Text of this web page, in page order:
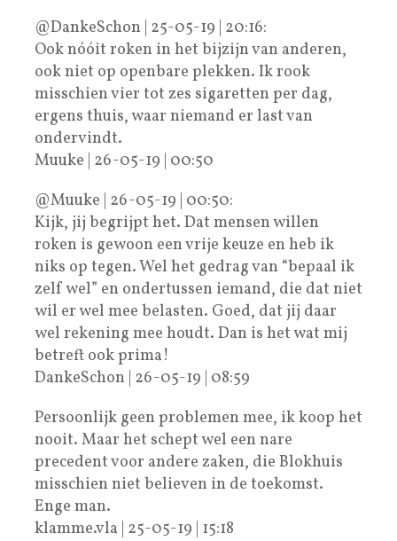
@DankeSchon | 25-05-19 | 20:16:
Ook nóóit roken in het bijzijn van anderen,
ook niet op openbare plekken. Ik rook
misschien vier tot zes sigaretten per dag,
ergens thuis, waar niemand er last van
ondervindt.
Muuke | 26-05-19 | 00:50
@Muuke | 26-05-19 | 00:50:
Kijk, jij begrijpt het. Dat mensen willen
roken is gewoon een vrije keuze en heb ik
niks op tegen. Wel het gedrag van “bepaal ik
zelf wel” en ondertussen iemand, die dat niet
wil er wel mee belasten. Goed, dat jij daar
wel rekening mee houdt. Dan is het wat mij
betreft ook prima!
DankeSchon | 26-05-19 | 08:59
Persoonlijk geen problemen mee, ik koop het
nooit. Maar het schept wel een nare
precedent voor andere zaken, die Blokhuis
misschien niet believen in de toekomst.
Enge man.
klamme.vla | 25-05-19 | 15:18